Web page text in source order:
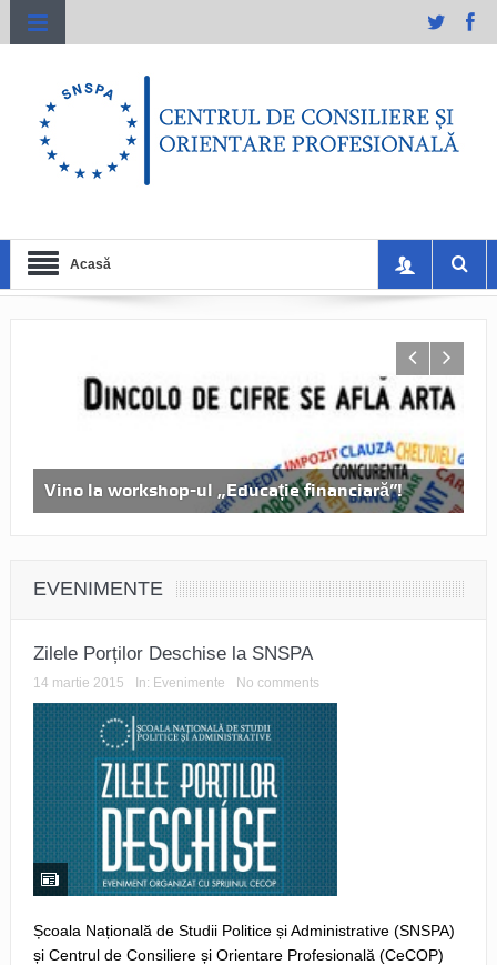
Acasă
Vino la workshop-ul „Educație financiară”!
EVENIMENTE
Zilele Porților Deschise la SNSPA
14 martie 2015 In: Evenimente No comments
Școala Națională de Studii Politice și Administrative (SNSPA)
și Centrul de Consiliere și Orientare Profesională (CeCOP)